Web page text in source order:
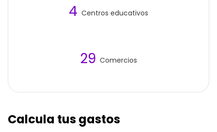
4 Centros educativos
29 Comercios
Calcula tus gastos